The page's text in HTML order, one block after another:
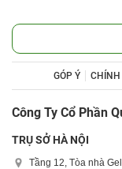
GÓP Ý CHÍNH
Công Ty Cổ Phần
TRỤ SỞ HÀ NỘI
Tầng 12, Tòa nhà